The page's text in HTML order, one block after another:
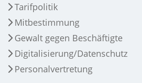
Tarifpolitik
Mitbestimmung
Gewalt gegen Beschäftigte
Digitalisierung/Datenschutz
Personalvertretung